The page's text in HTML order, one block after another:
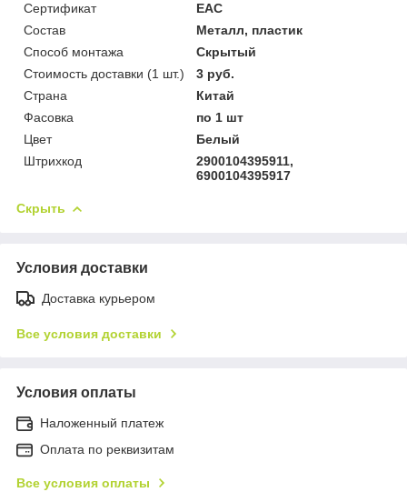
Сертификат
ЕАС
Состав
Металл, пластик
Способ монтажа
Скрытый
Стоимость доставки (1 шт.)
3 руб.
Страна
Китай
Фасовка
по 1 шт
Цвет
Белый
Штрихкод
2900104395911,
6900104395917
Скрыть
Условия доставки
Доставка курьером
Все условия доставки
Условия оплаты
Наложенный платеж
Оплата по реквизитам
Все условия оплаты